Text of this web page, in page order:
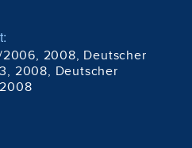
2006, 2008, Deutscher
2008, Deutscher